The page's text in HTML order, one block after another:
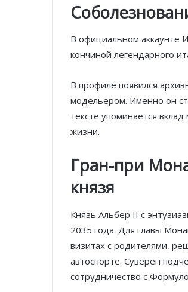
В официальном аккаунте
кончиной легендарного
В профиле появился
модельером. Именно он
тексте упоминается
жизни.
Гран-при
князя
Князь Альбер II с
2035 года. Для главы
визитах с родителями,
автоспорте. Суверен
сотрудничество с